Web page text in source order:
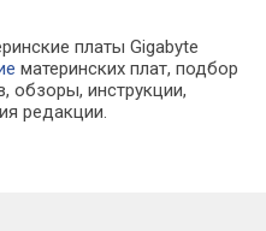
платы Gigabyte
материнских плат, подбор
обзоры, инструкции,
редакции.